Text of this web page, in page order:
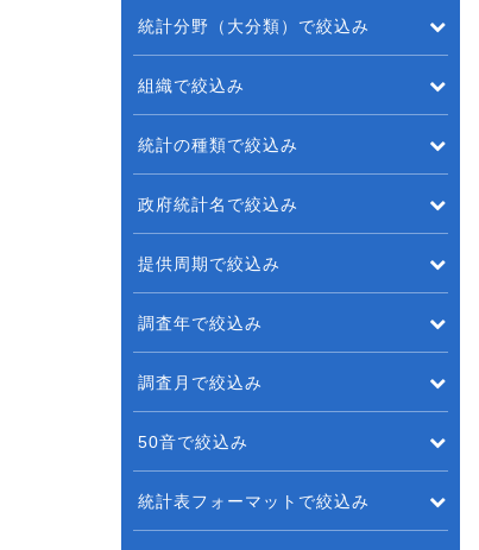
統計分野（大分類）で絞込み
組織で絞込み
統計の種類で絞込み
政府統計名で絞込み
提供周期で絞込み
調査年で絞込み
調査月で絞込み
50音で絞込み
統計表フォーマットで絞込み